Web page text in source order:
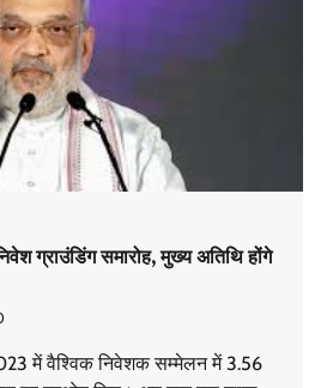
ग्राउंडिंग समारोह, मुख्य अतिथि होंगे
में वैश्विक निवेशक सम्मेलन में 3.56